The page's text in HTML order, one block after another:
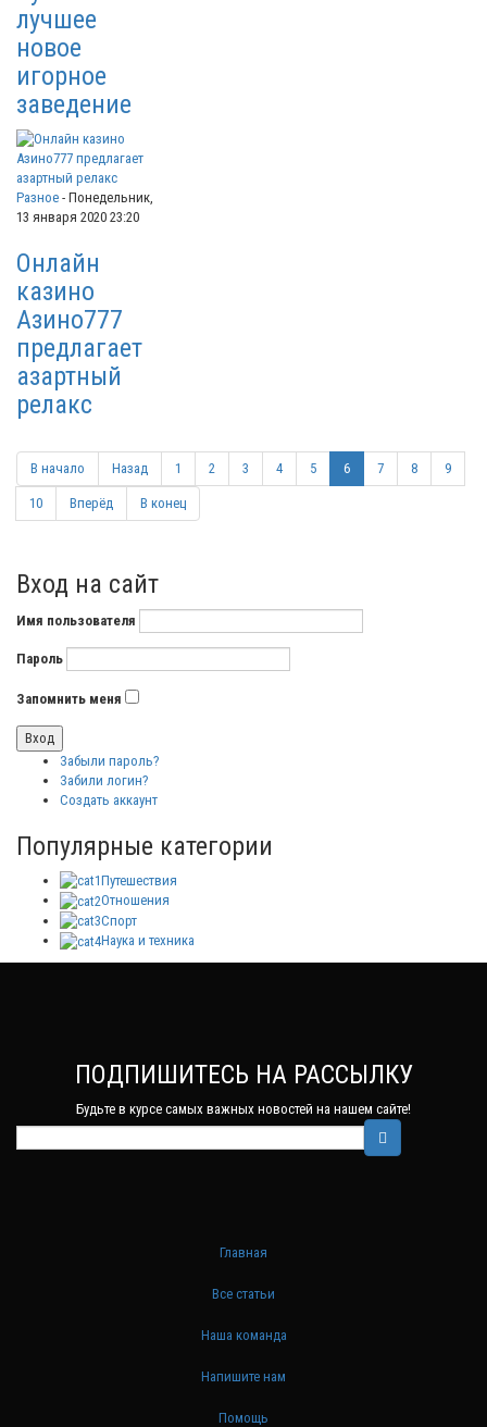
лучшее
новое
игорное
заведение
Разное - Понедельник,
13 января 2020 23:20
Онлайн
казино
Азино777
предлагает
азартный
релакс
В начало Назад 1 2 3 4 5 6 7 8 9
10 Вперёд В конец
Вход на сайт
Имя пользователя
Пароль
Запомнить меня
Забыли пароль?
Забили логин?
Создать аккаунт
Популярные категории
Путешествия
Отношения
Спорт
Наука и техника
ПОДПИШИТЕСЬ НА РАССЫЛКУ
Будьте в курсе самых важных новостей на нашем сайте!
Главная
Все статьи
Наша команда
Напишите нам
Помощь